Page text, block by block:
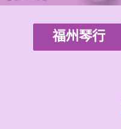
福州琴行